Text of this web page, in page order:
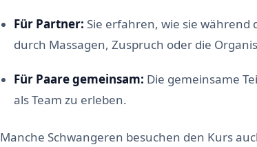
Für Partner: Sie erfahren, wie sie
durch Massagen, Zuspruch oder die
Für Paare gemeinsam: Die gemeinsame
als Team zu erleben.
Manche Schwangeren besuchen den Kurs